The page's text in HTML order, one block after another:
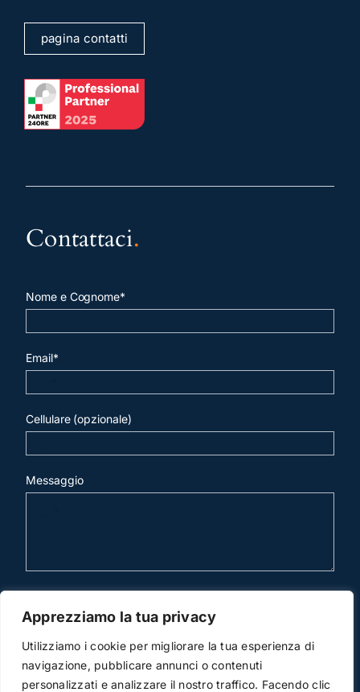
Apprezziamo la tua privacy
Utilizziamo i cookie per migliorare la tua esperienza di
navigazione, pubblicare annunci o contenuti
personalizzati e analizzare il nostro traffico. Facendo clic
pagina contatti
Contattaci.
Nome e Cognome*
Email*
Cellulare (opzionale)
Messaggio
invia mail